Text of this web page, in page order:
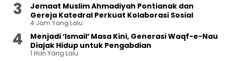
Jemaat Muslim Ahmadiyah Pontianak dan
Gereja Katedral Perkuat Kolaborasi Sosial
4 Jam Yang Lalu
Menjadi ‘Ismail’ Masa Kini, Generasi Waqf-e-Nau
Diajak Hidup untuk Pengabdian
1 Hari Yang Lalu